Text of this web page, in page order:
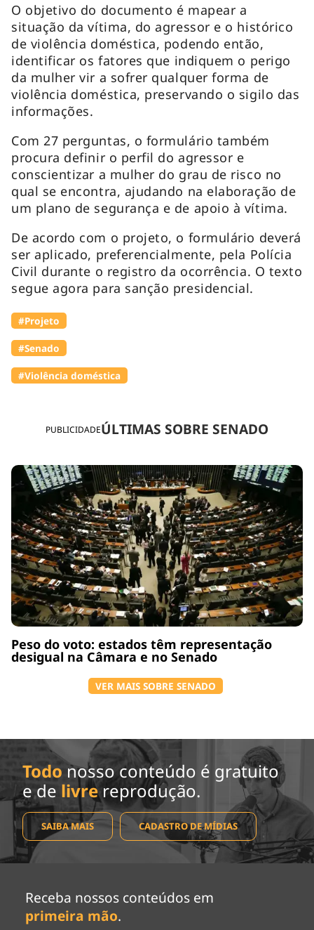
PUBLICIDADEÚLTIMAS SOBRE SENADO
Peso do voto: estados têm representação
desigual na Câmara e no Senado
VER MAIS SOBRE SENADO
O objetivo do documento é mapear a
situação da vítima, do agressor e o histórico
de violência doméstica, podendo então,
identificar os fatores que indiquem o perigo
da mulher vir a sofrer qualquer forma de
violência doméstica, preservando o sigilo das
informações.
Com 27 perguntas, o formulário também
procura definir o perfil do agressor e
conscientizar a mulher do grau de risco no
qual se encontra, ajudando na elaboração de
um plano de segurança e de apoio à vítima.
De acordo com o projeto, o formulário deverá
ser aplicado, preferencialmente, pela Polícia
Civil durante o registro da ocorrência. O texto
segue agora para sanção presidencial.
#Projeto
#Senado
#Violência doméstica
Todo nosso conteúdo é gratuito
e de livrereprodução.
SAIBA MAIS CADASTRO DE MÍDIAS
Receba nossos conteúdos em
primeira mão.